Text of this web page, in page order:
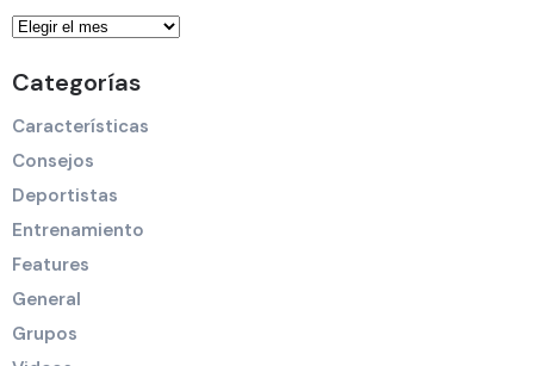
Categorías
Características
Consejos
Deportistas
Entrenamiento
Features
General
Grupos